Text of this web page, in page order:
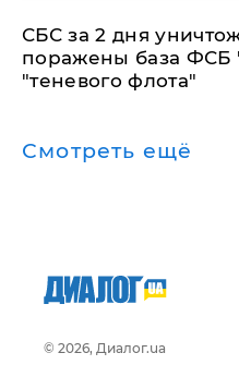
СБС за 2 дня
поражены база ФСБ
"теневого флота"
Смотреть ещё
© 2026, Диалог.ua